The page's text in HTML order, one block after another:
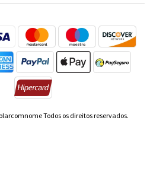
Todos os direitos reservados.